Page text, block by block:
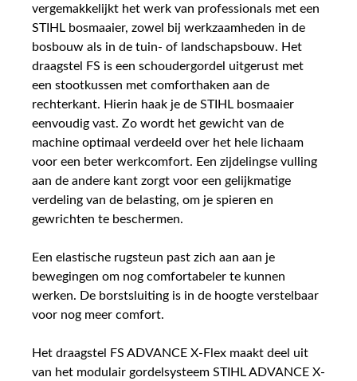
vergemakkelijkt het werk van professionals met een
STIHL bosmaaier, zowel bij werkzaamheden in de
bosbouw als in de tuin- of landschapsbouw. Het
draagstel FS is een schoudergordel uitgerust met
een stootkussen met comforthaken aan de
rechterkant. Hierin haak je de STIHL bosmaaier
eenvoudig vast. Zo wordt het gewicht van de
machine optimaal verdeeld over het hele lichaam
voor een beter werkcomfort. Een zijdelingse vulling
aan de andere kant zorgt voor een gelijkmatige
verdeling van de belasting, om je spieren en
gewrichten te beschermen.
Een elastische rugsteun past zich aan aan je
bewegingen om nog comfortabeler te kunnen
werken. De borstsluiting is in de hoogte verstelbaar
voor nog meer comfort.
Het draagstel FS ADVANCE X-Flex maakt deel uit
van het modulair gordelsysteem STIHL ADVANCE X-